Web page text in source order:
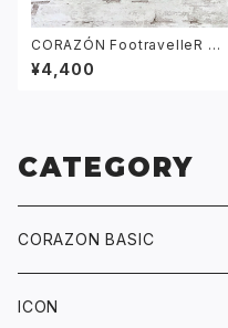
CORAZÓN FootravelleR ワ
ッペン ロゴ バケットハット ブラ
ック
¥4,400
CATEGORY
CORAZON BASIC
ICON